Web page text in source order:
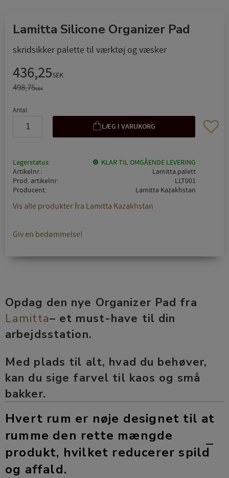
Lamitta Silicone Organizer Pad
skridsikker palette til værktøj og væsker
Nedsat pris:
436,25SEK
Original pris:
498,75SEK
Antal
Gem
Lagerstatus
KLAR TIL OMGÅENDE LEVERING
Artikelnr.
Lamitta.palett
Prod. artikelnr
LLT001
Producent
Lamitta Kazakhstan
Vis alle produkter fra Lamitta Kazakhstan
Giv en bedømmelse!
Opdag den nye Organizer Pad fra
Lamitta– et must-have til din
arbejdsstation.
Med plads til alt, hvad du behøver,
kan du sige farvel til kaos og små
bakker.
Hvert rum er nøje designet til at
rumme den rette mængde
produkt, hvilket reducerer spild
og affald.